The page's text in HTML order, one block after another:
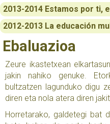
2013-2014 Estamos por ti,
2012-2013 La educación
Ebaluazioa
Zeure ikastetxean
jakin nahiko genuke.
bultzatzen lagunduko digu
diren eta nola atera diren
Horretarako, galdetegi bat